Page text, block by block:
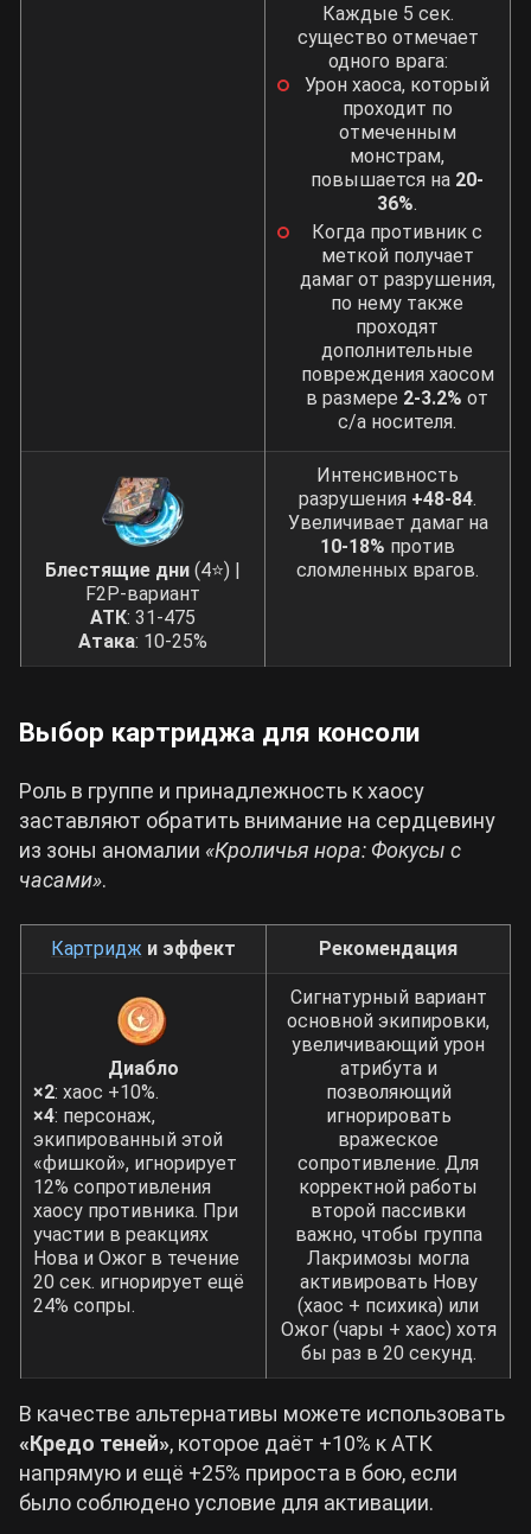
Каждые 5 сек.
существо отмечает
одного врага:
Урон хаоса, который
проходит по
отмеченным
монстрам,
повышается на 20-
36%.
Когда противник с
меткой получает
дамаг от разрушения,
по нему также
проходят
дополнительные
повреждения хаосом
в размере 2-3.2% от
с/а носителя.
Блестящие дни (4⭐) |
F2P-вариант
АТК: 31-475
Атака: 10-25%
Интенсивность
разрушения +48-84.
Увеличивает дамаг на
10-18% против
сломленных врагов.
Выбор картриджа для консоли
Роль в группе и принадлежность к хаосу
заставляют обратить внимание на сердцевину
из зоны аномалии «Кроличья нора: Фокусы с
часами».
Картридж и эффект Рекомендация
Диабло
×2: хаос +10%.
×4: персонаж,
экипированный этой
«фишкой», игнорирует
12% сопротивления
хаосу противника. При
участии в реакциях
Нова и Ожог в течение
20 сек. игнорирует ещё
24% сопры.
Сигнатурный вариант
основной экипировки,
увеличивающий урон
атрибута и
позволяющий
игнорировать
вражеское
сопротивление. Для
корректной работы
второй пассивки
важно, чтобы группа
Лакримозы могла
активировать Нову
(хаос + психика) или
Ожог (чары + хаос) хотя
бы раз в 20 секунд.
В качестве альтернативы можете использовать
«Кредо теней», которое даёт +10% к АТК
напрямую и ещё +25% прироста в бою, если
было соблюдено условие для активации.